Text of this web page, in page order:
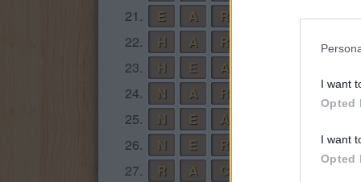
I want
Opted
I want
Opted
21.
E A R
22.
H A R
23.
H E A
24.
N A R
25.
N E A
26.
N E R
27.
R A C